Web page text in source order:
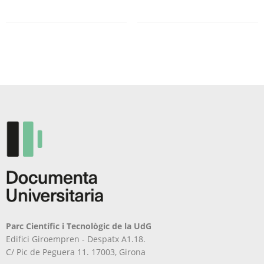
Parc Científic i Tecnològic de la UdG
Edifici Giroempren - Despatx A1.18.
C/ Pic de Peguera 11. 17003, Girona